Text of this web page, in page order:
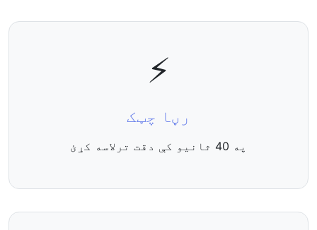
⚡
رڼا چټک
په 40 ثانیو کې دقت ترلاسه کړئ